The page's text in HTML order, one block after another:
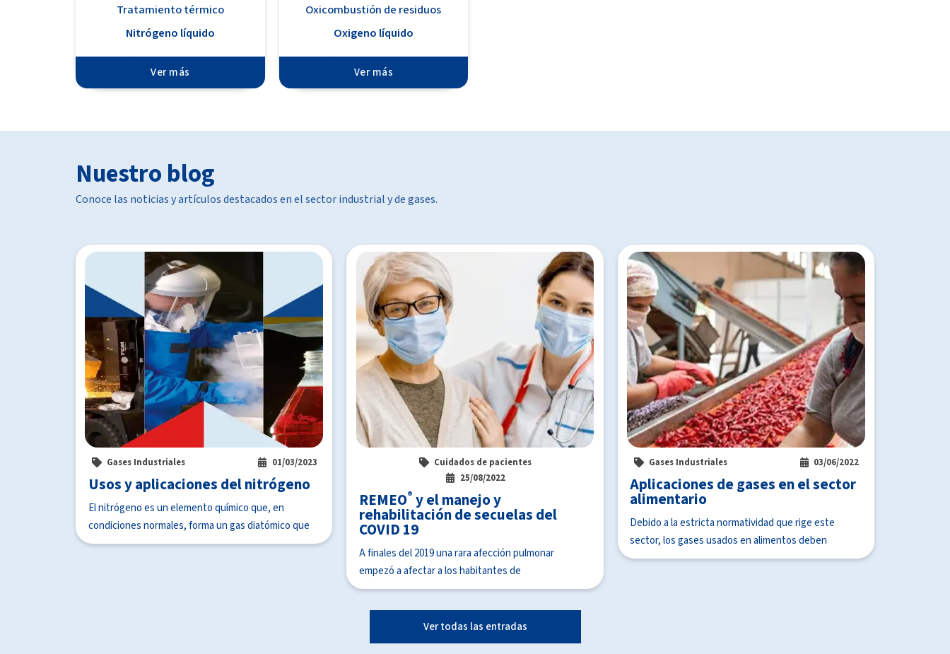
Tratamiento térmico
Nitrógeno líquido
Ver más
Oxicombustión de residuos
Oxigeno líquido
Ver más
Nuestro blog
Conoce las noticias y artículos destacados en el sector industrial y de gases.
Gases Industriales 01/03/2023
Usos y aplicaciones del nitrógeno
El nitrógeno es un elemento químico que, en
condiciones normales, forma un gas diatómico que
Cuidados de pacientes
25/08/2022
REMEO® y el manejo y
rehabilitación de secuelas del
COVID 19
A finales del 2019 una rara afección pulmonar
empezó a afectar a los habitantes de
Gases Industriales 03/06/2022
Aplicaciones de gases en el sector
alimentario
Debido a la estricta normatividad que rige este
sector, los gases usados en alimentos deben
Ver todas las entradas